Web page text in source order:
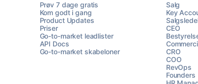
Prøv 7 dage gratis
Kom godt i gang
Product Updates
Priser
Go-to-market leadlister
API Docs
Go-to-market skabeloner
Salg
Key
CEO
CRO
COO
RevOps
Founders